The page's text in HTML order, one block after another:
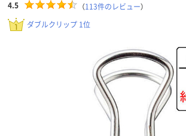
4.5 （113件のレビュー）
ダブルクリップ 1位